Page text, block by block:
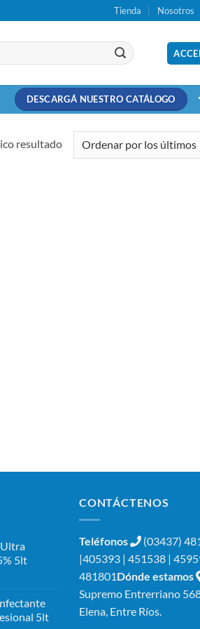
Tienda Nosotros
DESCARGÁ NUESTRO CATÁLOGO
resultado
5lt
5lt
CONTÁCTENOS
Teléfonos
(03437)
|405393 | 451538 |
481801Dónde estamos
Supremo Entrerriano
Elena, Entre Ríos.